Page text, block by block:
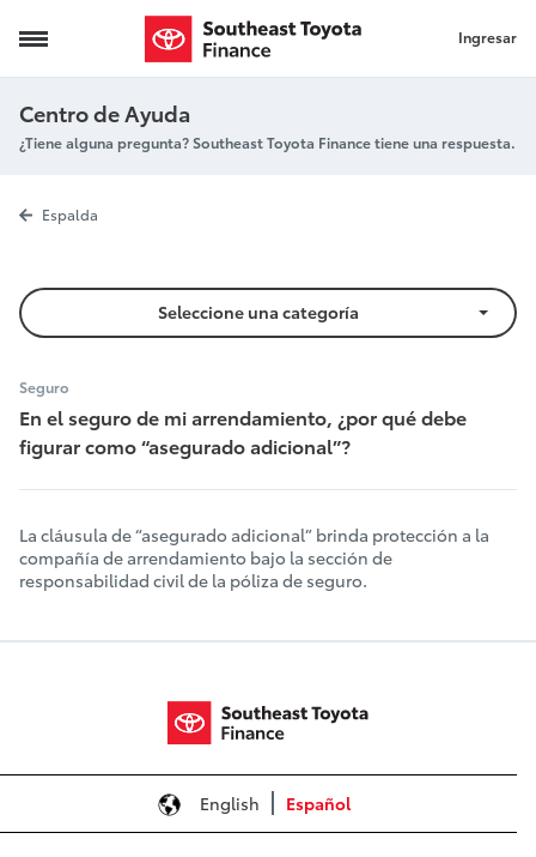
Asegurado adicional Ingresar
Centro de Ayuda
¿Tiene alguna pregunta? Southeast Toyota Finance tiene una respuesta.
Asegurado
Espalda
Seleccione una categoría
Seguro
En el seguro de mi arrendamiento, ¿por qué debe
figurar como “asegurado adicional”?
La cláusula de “asegurado adicional” brinda protección a la
compañía de arrendamiento bajo la sección de
responsabilidad civil de la póliza de seguro.
English Español